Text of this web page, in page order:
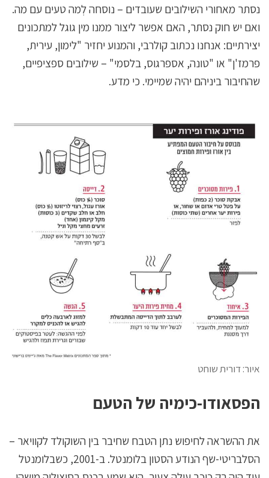
נסתר מאחורי השילובים שעובדים – נוסחה לְמה טעים עם מה.
ואם יש חוק נסתר, האם אפשר ליצור ממנו מין גוגל למתכונים
יצירתיים: אנחנו נכתוב קולרבי, והמנוע יחזיר "לימון, עירית,
פרמז'ן" או "טונה, אספרגוס, בלסמי" – שילובים ספציפיים,
שהחיבור ביניהם יהיה שמיימי. כי מדע.
איור: דורית שוחט
הפסאודו-כימיה של הטעם
את ההשראה לחיפוש נתן הטבח שחיבר בין השוקולד לקוויאר –
הסלבריטי-שף הנודע הסטון בלומנטל. ב-2001, כשבלומנטל